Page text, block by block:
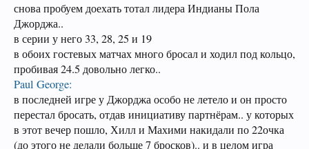
снова пробуем доехать тотал лидера Индианы Пола
Джорджа..
в серии у него 33, 28, 25 и 19
в обоих гостевых матчах много бросал и ходил под кольцо,
пробивая 24.5 довольно легко..
Paul George:
в последней игре у Джорджа особо не летело и он просто
перестал бросать, отдав инициативу партнёрам.. у которых
в этот вечер пошло, Хилл и Махими накидали по 22очка
(до этого не делали больше 7 бросков).. и в целом игра